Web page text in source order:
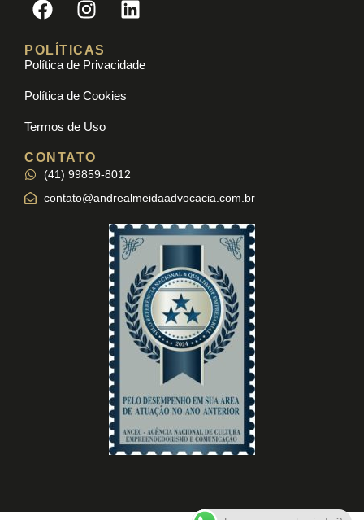
POLÍTICAS
Política de Privacidade
Política de Cookies
Termos de Uso
CONTATO
(41) 99859-8012
contato@andrealmeidaadvocacia.com.br